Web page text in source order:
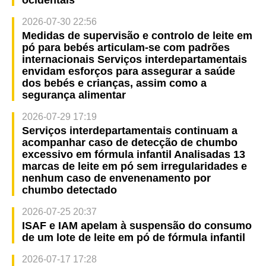
2026-07-30 22:56
Medidas de supervisão e controlo de leite em
pó para bebés articulam-se com padrões
internacionais Serviços interdepartamentais
envidam esforços para assegurar a saúde
dos bebés e crianças, assim como a
segurança alimentar
2026-07-29 17:19
Serviços interdepartamentais continuam a
acompanhar caso de detecção de chumbo
excessivo em fórmula infantil Analisadas 13
marcas de leite em pó sem irregularidades e
nenhum caso de envenenamento por
chumbo detectado
2026-07-25 20:37
ISAF e IAM apelam à suspensão do consumo
de um lote de leite em pó de fórmula infantil
2026-07-17 17:28